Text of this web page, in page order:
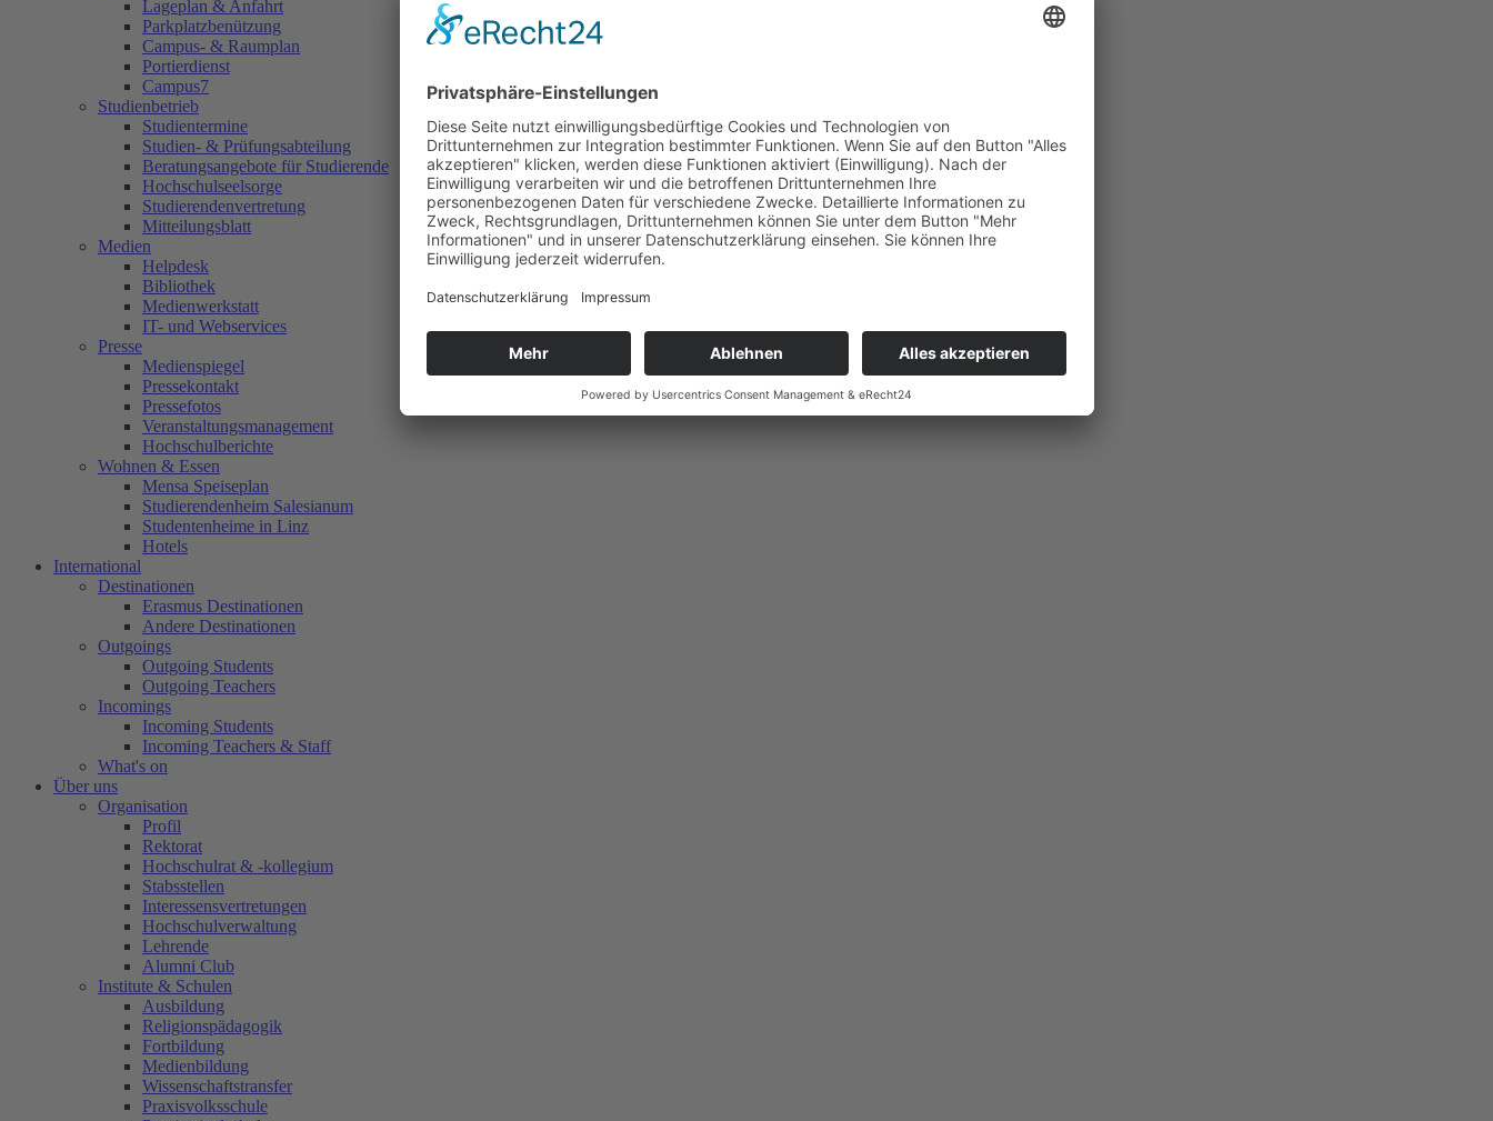
Lageplan & Anfahrt
Parkplatzbenützung
Campus- & Raumplan
Portierdienst
Campus7
Studienbetrieb
Studientermine
Studien- & Prüfungsabteilung
Beratungsangebote für Studierende
Hochschulseelsorge
Studierendenvertretung
Mitteilungsblatt
Medien
Helpdesk
Bibliothek
Medienwerkstatt
IT- und Webservices
Presse
Medienspiegel
Pressekontakt
Pressefotos
Veranstaltungsmanagement
Hochschulberichte
Wohnen & Essen
Mensa Speiseplan
Studierendenheim Salesianum
Studentenheime in Linz
Hotels
International
Destinationen
Erasmus Destinationen
Andere Destinationen
Outgoings
Outgoing Students
Outgoing Teachers
Incomings
Incoming Students
Incoming Teachers & Staff
What's on
Über uns
Organisation
Profil
Rektorat
Hochschulrat & -kollegium
Stabsstellen
Interessensvertretungen
Hochschulverwaltung
Lehrende
Alumni Club
Institute & Schulen
Ausbildung
Religionspädagogik
Fortbildung
Medienbildung
Wissenschaftstransfer
Praxisvolksschule